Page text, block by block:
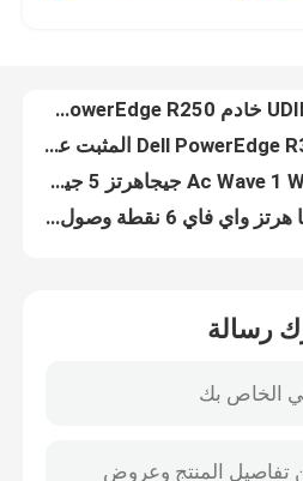
2.4 جيجا هرتز 5 جيجا هرتز واي فاي 6 نقطة وصول داخلي دعم أكثر من 300 عميل UniFi6 Pro
8 جيجابايت DDR4 Xeon CPU Server H3C 2U Server Rack UniServer R4900 G3
R4300 G3 H3C Server 4U يدعم خادم التخزين ما يصل إلى 52 محرك أقراص عالي التخزين
خادم Intel Xeon H3C Server 2U Rackmount Server UniServer R4700 G3
رسالة